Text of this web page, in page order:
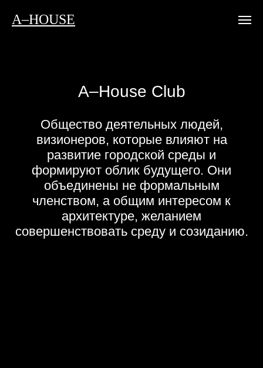
A–HOUSE
A–House Сlub
Общество деятельных людей,
визионеров, которые влияют на
развитие городской среды и
формируют облик будущего. Они
объединены не формальным
членством, а общим интересом к
архитектуре, желанием
совершенствовать среду и созиданию.